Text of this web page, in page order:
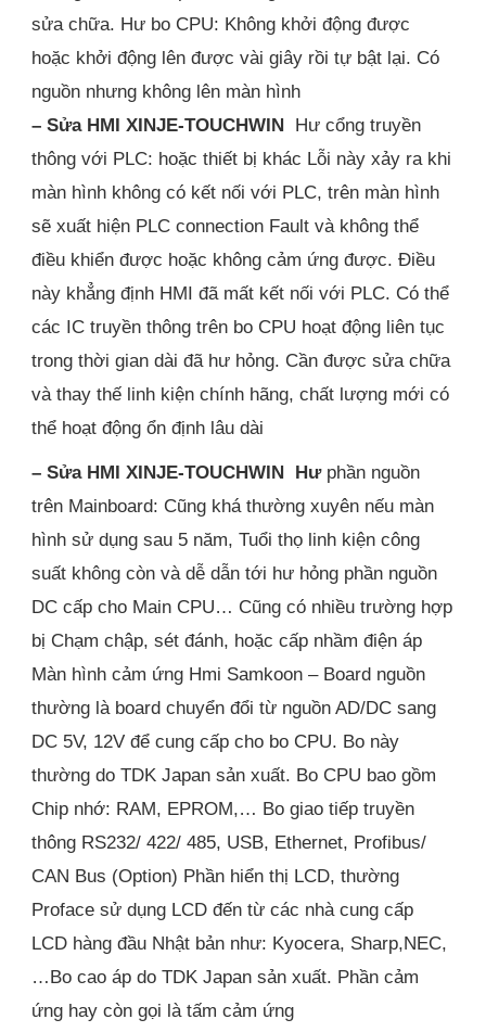
sửa chữa. Hư bo CPU: Không khởi động được
hoặc khởi động lên được vài giây rồi tự bật lại. Có
nguồn nhưng không lên màn hình
– Sửa HMI XINJE-TOUCHWIN Hư cổng truyền
thông với PLC: hoặc thiết bị khác Lỗi này xảy ra khi
màn hình không có kết nối với PLC, trên màn hình
sẽ xuất hiện PLC connection Fault và không thể
điều khiển được hoặc không cảm ứng được. Điều
này khẳng định HMI đã mất kết nối với PLC. Có thể
các IC truyền thông trên bo CPU hoạt động liên tục
trong thời gian dài đã hư hỏng. Cần được sửa chữa
và thay thế linh kiện chính hãng, chất lượng mới có
thể hoạt động ổn định lâu dài
– Sửa HMI XINJE-TOUCHWIN Hưphần nguồn
trên Mainboard: Cũng khá thường xuyên nếu màn
hình sử dụng sau 5 năm, Tuổi thọ linh kiện công
suất không còn và dễ dẫn tới hư hỏng phần nguồn
DC cấp cho Main CPU… Cũng có nhiều trường hợp
bị Chạm chập, sét đánh, hoặc cấp nhầm điện áp
Màn hình cảm ứng Hmi Samkoon – Board nguồn
thường là board chuyển đổi từ nguồn AD/DC sang
DC 5V, 12V để cung cấp cho bo CPU. Bo này
thường do TDK Japan sản xuất. Bo CPU bao gồm
Chip nhớ: RAM, EPROM,… Bo giao tiếp truyền
thông RS232/ 422/ 485, USB, Ethernet, Profibus/
CAN Bus (Option) Phần hiển thị LCD, thường
Proface sử dụng LCD đến từ các nhà cung cấp
LCD hàng đầu Nhật bản như: Kyocera, Sharp,NEC,
…Bo cao áp do TDK Japan sản xuất. Phần cảm
ứng hay còn gọi là tấm cảm ứng